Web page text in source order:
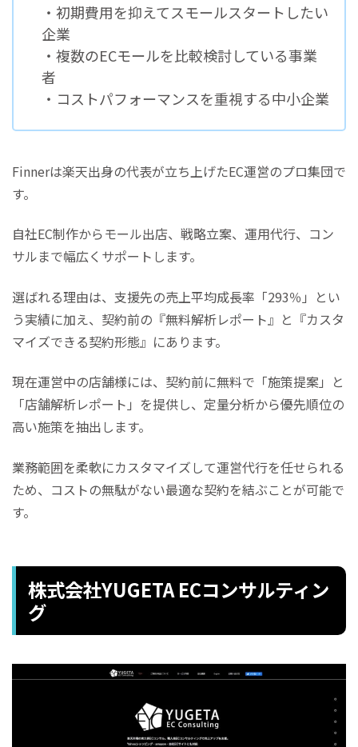
・初期費用を抑えてスモールスタートしたい
企業
・複数のECモールを比較検討している事業
者
・コストパフォーマンスを重視する中小企業
Finnerは楽天出身の代表が立ち上げたEC運営のプロ集団で
す。
自社EC制作からモール出店、戦略立案、運用代行、コン
サルまで幅広くサポートします。
選ばれる理由は、支援先の売上平均成長率「293％」とい
う実績に加え、契約前の『無料解析レポート』と『カスタ
マイズできる契約形態』にあります。
現在運営中の店舗様には、契約前に無料で「施策提案」と
「店舗解析レポート」を提供し、定量分析から優先順位の
高い施策を抽出します。
業務範囲を柔軟にカスタマイズして運営代行を任せられる
ため、コストの無駄がない最適な契約を結ぶことが可能で
す。
株式会社YUGETA ECコンサルティン
グ